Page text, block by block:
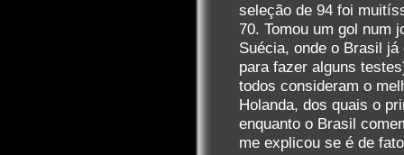
seleção de 94 foi
70. Tomou um gol num
Suécia, onde o Brasil
para fazer alguns
todos consideram o
Holanda, dos quais o
enquanto o Brasil
me explicou se é de